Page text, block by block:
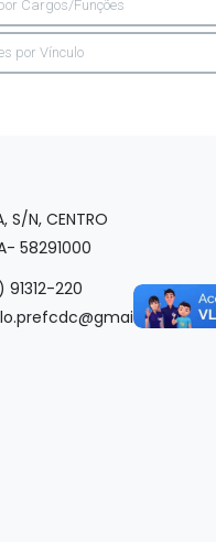
S/N, CENTRO
58291000
91312-220